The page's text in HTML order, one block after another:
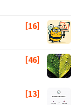
[16]
[46]
[13]